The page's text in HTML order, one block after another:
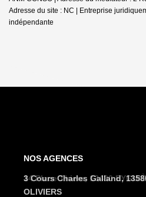
Adresse du site : NC | Entreprise
indépendante
NOS AGENCES
3 Cours Charles Galland,
OLIVIERS